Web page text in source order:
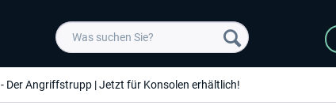
Der Angriffstrupp | Jetzt für Konsolen erhältlich!